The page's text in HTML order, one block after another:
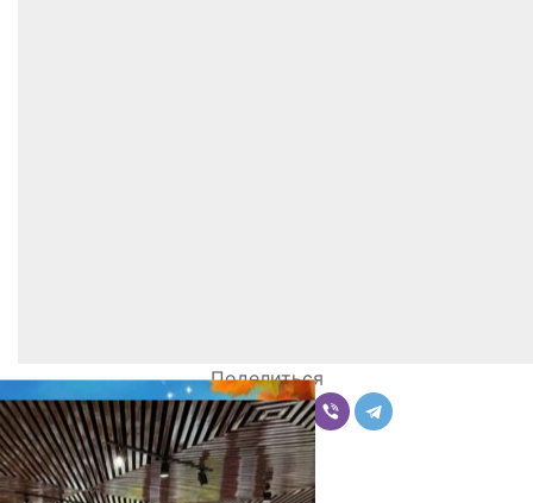
Поделиться
Комментарии